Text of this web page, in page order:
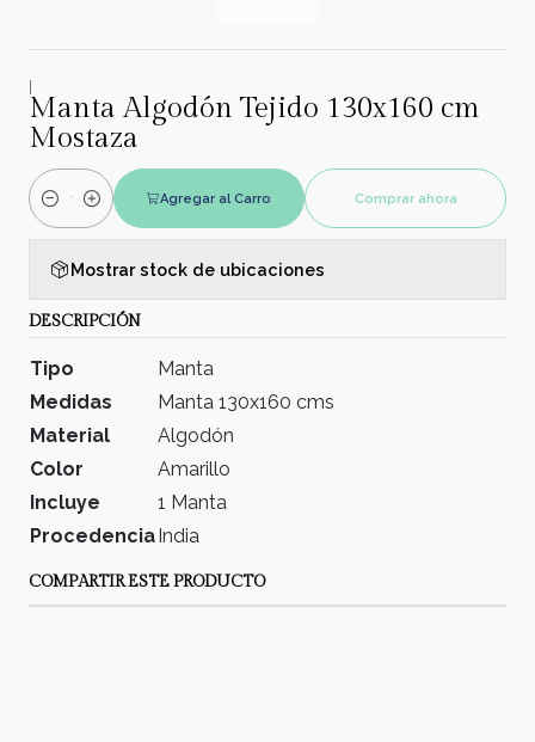
|
Manta Algodón Tejido 130x160 cm
Mostaza
Cantidad
Agregar al Carro Comprar ahora
Mostrar stock de ubicaciones
DESCRIPCIÓN
Tipo
Manta
Medidas
Manta 130x160 cms
Material
Algodón
Color
Amarillo
Incluye
1 Manta
Procedencia India
COMPARTIR ESTE PRODUCTO